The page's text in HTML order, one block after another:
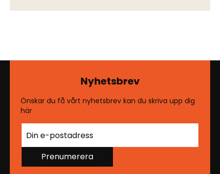
Nyhetsbrev
Önskar du få vårt nyhetsbrev kan du skriva upp dig
här
Prenumerera